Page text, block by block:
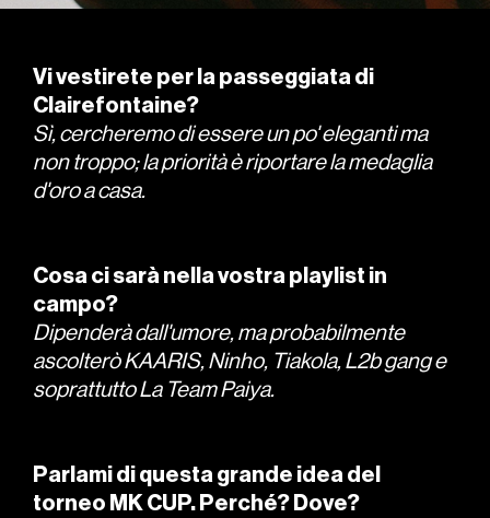
Vi vestirete per la passeggiata di
Clairefontaine?
Sì, cercheremo di essere un po' eleganti ma
non troppo; la priorità è riportare la medaglia
d'oro a casa.
Cosa ci sarà nella vostra playlist in
campo?
Dipenderà dall'umore, ma probabilmente
ascolterò KAARIS, Ninho, Tiakola, L2b gang e
soprattutto La Team Paiya.
Parlami di questa grande idea del
torneo MK CUP. Perché? Dove?